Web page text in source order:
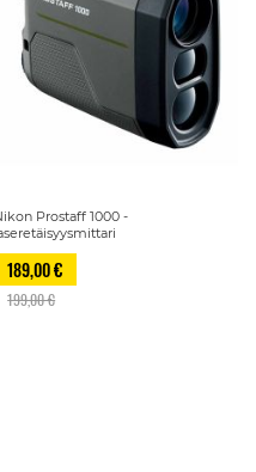
Prostaff 1000 -
189,00 €
199,00 €